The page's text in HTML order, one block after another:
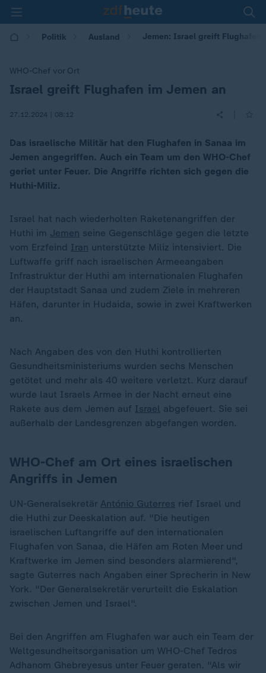
Politik Ausland Jemen: Israel greift Flughafen
WHO-Chef vor Ort
:
Israel greift Flughafen im Jemen an
27.12.2024 | 08:12
Das israelische Militär hat den Flughafen in Sanaa im
Jemen angegriffen. Auch ein Team um den WHO-Chef
geriet unter Feuer. Die Angriffe richten sich gegen die
Huthi-Miliz.
Israel hat nach wiederholten Raketenangriffen der
Huthi im Jemen seine Gegenschläge gegen die letzte
vom Erzfeind Iran unterstützte Miliz intensiviert. Die
Luftwaffe griff nach israelischen Armeeangaben
Infrastruktur der Huthi am internationalen Flughafen
der Hauptstadt Sanaa und zudem Ziele in mehreren
Häfen, darunter in Hudaida, sowie in zwei Kraftwerken
an.
Nach Angaben des von den Huthi kontrollierten
Gesundheitsministeriums wurden sechs Menschen
getötet und mehr als 40 weitere verletzt. Kurz darauf
wurde laut Israels Armee in der Nacht erneut eine
Rakete aus dem Jemen auf Israel abgefeuert. Sie sei
außerhalb der Landesgrenzen abgefangen worden.
WHO-Chef am Ort eines israelischen
Angriffs in Jemen
UN-Generalsekretär António Guterres rief Israel und
die Huthi zur Deeskalation auf. "Die heutigen
israelischen Luftangriffe auf den internationalen
Flughafen von Sanaa, die Häfen am Roten Meer und
Kraftwerke im Jemen sind besonders alarmierend",
sagte Guterres nach Angaben einer Sprecherin in New
York. "Der Generalsekretär verurteilt die Eskalation
zwischen Jemen und Israel".
Bei den Angriffen am Flughafen war auch ein Team der
Weltgesundheitsorganisation um WHO-Chef Tedros
Adhanom Ghebreyesus unter Feuer geraten. "Als wir